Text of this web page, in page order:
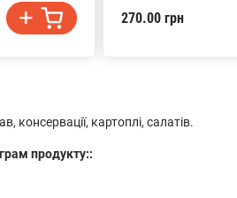
консервації, картоплі, салатів.
продукту::
270.00 грн